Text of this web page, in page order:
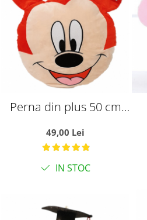
Perna din plus 50 cm
49,00 Lei
IN STOC